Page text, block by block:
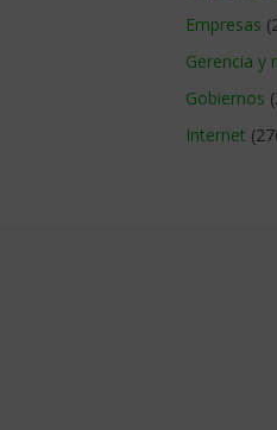
Empresas
Gerencia y
Gobiernos
Internet